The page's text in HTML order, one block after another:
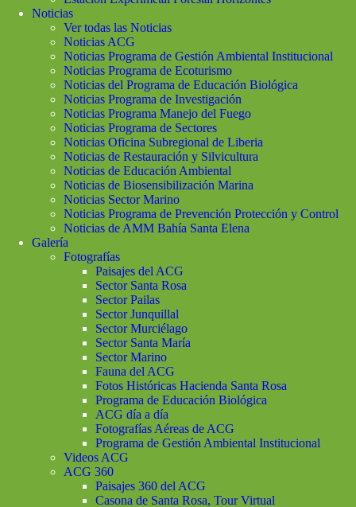
Noticias
Ver todas las Noticias
Noticias ACG
Noticias Programa de Gestión Ambiental Institucional
Noticias Programa de Ecoturismo
Noticias del Programa de Educación Biológica
Noticias Programa de Investigación
Noticias Programa Manejo del Fuego
Noticias Programa de Sectores
Noticias Oficina Subregional de Liberia
Noticias de Restauración y Silvicultura
Noticias de Educación Ambiental
Noticias de Biosensibilización Marina
Noticias Sector Marino
Noticias Programa de Prevención Protección y Control
Noticias de AMM Bahía Santa Elena
Galería
Fotografías
Paisajes del ACG
Sector Santa Rosa
Sector Pailas
Sector Junquillal
Sector Murciélago
Sector Santa María
Sector Marino
Fauna del ACG
Fotos Históricas Hacienda Santa Rosa
Programa de Educación Biológica
ACG día a día
Fotografías Aéreas de ACG
Programa de Gestión Ambiental Institucional
Videos ACG
ACG 360
Paisajes 360 del ACG
Casona de Santa Rosa, Tour Virtual